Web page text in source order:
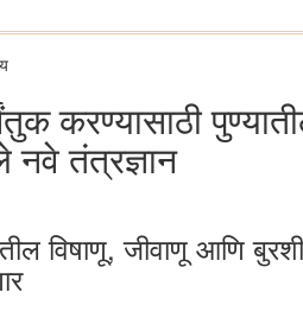
करण्यासाठी
तंत्रज्ञान
विषाणू, जीवाणू आणि